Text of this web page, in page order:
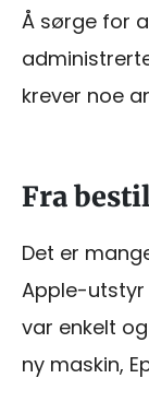
Å sørge for
krever noe
Fra
Det er
Apple-utstyr
var enkelt
ny maskin,